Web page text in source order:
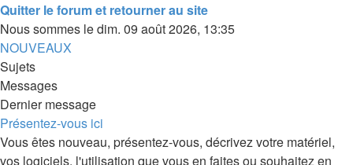
Quitter le forum et retourner au site
Nous sommes le dim. 09 août 2026, 13:35
NOUVEAUX
Sujets
Messages
Dernier message
Présentez-vous ici
Vous êtes nouveau, présentez-vous, décrivez votre matériel,
vos logiciels, l'utilisation que vous en faites ou souhaitez en